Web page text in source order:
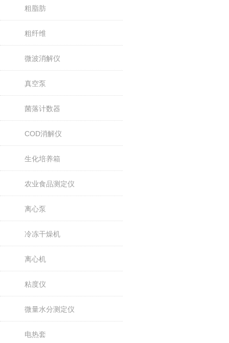
粗脂肪
粗纤维
微波消解仪
真空泵
菌落计数器
COD消解仪
生化培养箱
农业食品测定仪
离心泵
冷冻干燥机
离心机
粘度仪
微量水分测定仪
电热套